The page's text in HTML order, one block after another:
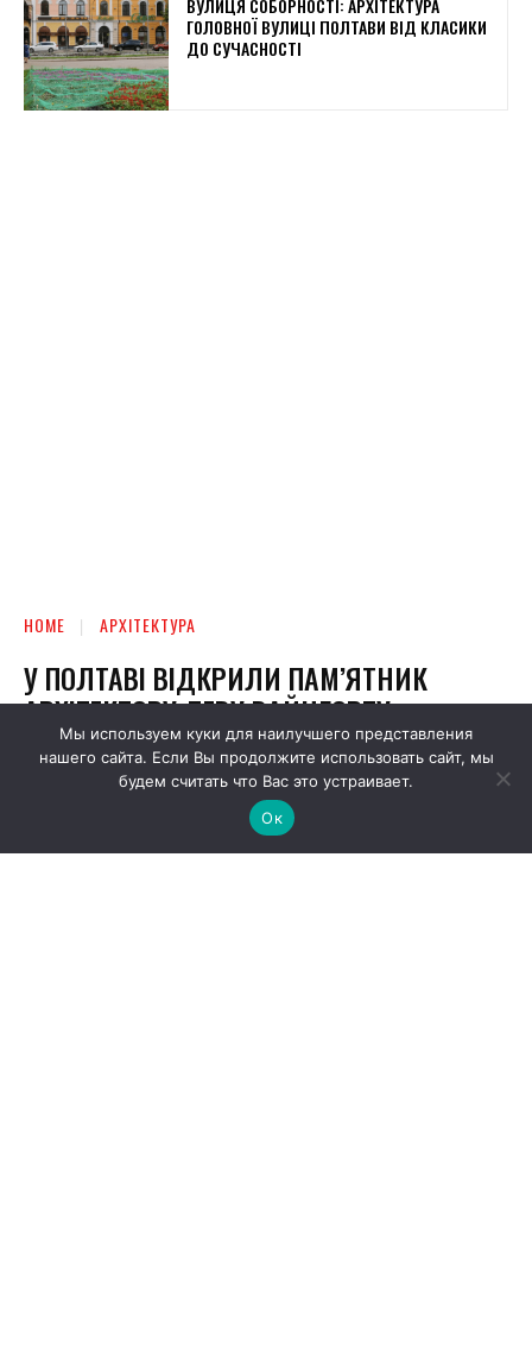
ВУЛИЦЯ СОБОРНОСТІ: АРХІТЕКТУРА
ГОЛОВНОЇ ВУЛИЦІ ПОЛТАВИ ВІД КЛАСИКИ
ДО СУЧАСНОСТІ
Мы используем куки для наилучшего представления
нашего сайта. Если Вы продолжите использовать сайт, мы
будем считать что Вас это устраивает.
Ок